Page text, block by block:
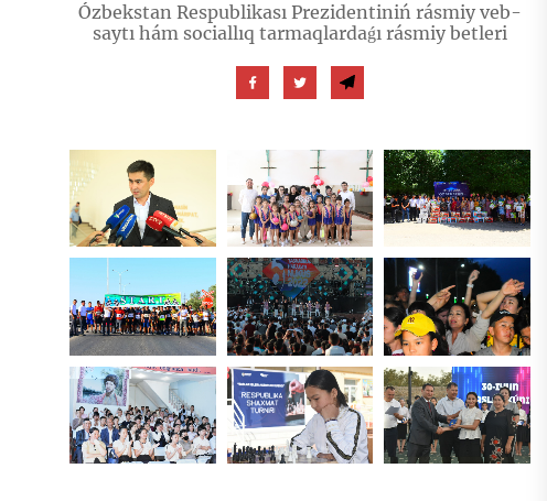
Ózbekstan Respublikası Prezidentiniń rásmiy veb-
saytı hám sociallıq tarmaqlardaǵı rásmiy betleri